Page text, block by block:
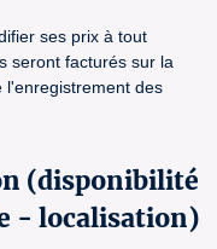
ses prix à tout
seront facturés sur la
l'enregistrement des
(disponibilité
- localisation)